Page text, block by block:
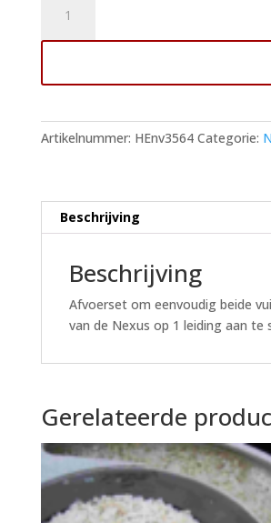
Afvoerkit
Artikelnummer: HEnv3564 Categorie:
Beschrijving
Beschrijving
Afvoerset om eenvoudig beide
van de Nexus op 1 leiding aan te
Gerelateerde